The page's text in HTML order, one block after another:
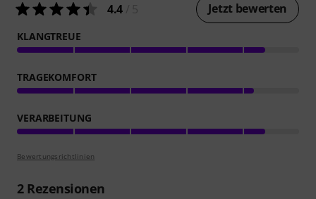
4.4 Jetzt bewerten
KLANGTREUE
TRAGEKOMFORT
VERARBEITUNG
Bewertungsrichtlinien
2Rezensionen